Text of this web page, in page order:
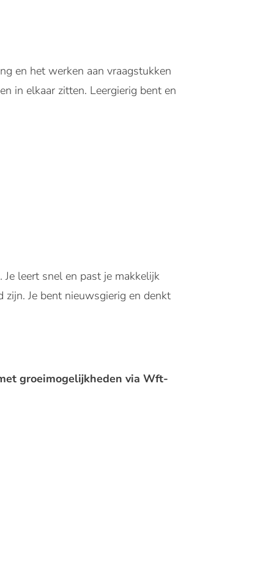
en het werken aan vraagstukken
in elkaar zitten. Leergierig bent en
leert snel en past je makkelijk
Je bent nieuwsgierig en denkt
groeimogelijkheden via Wft-